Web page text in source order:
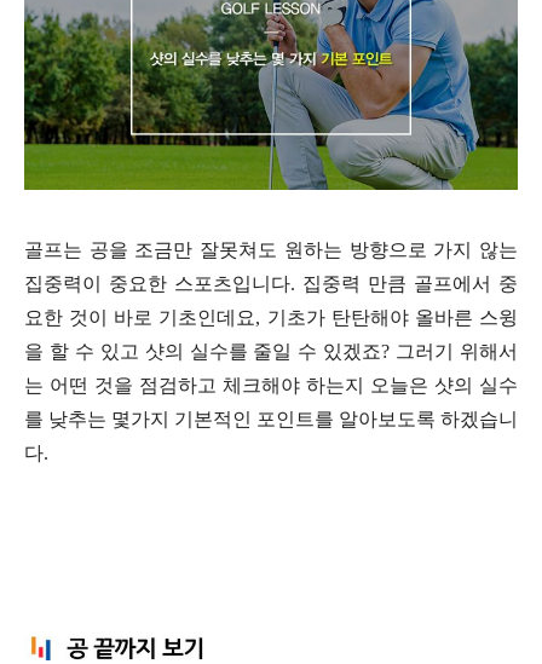
골프는 공을 조금만 잘못쳐도 원하는 방향으로 가지 않는
집중력이 중요한 스포츠입니다. 집중력 만큼 골프에서 중
요한 것이 바로 기초인데요, 기초가 탄탄해야 올바른 스윙
을 할 수 있고 샷의 실수를 줄일 수 있겠죠? 그러기 위해서
는 어떤 것을 점검하고 체크해야 하는지 오늘은 샷의 실수
를 낮추는 몇가지 기본적인 포인트를 알아보도록 하겠습니
다.